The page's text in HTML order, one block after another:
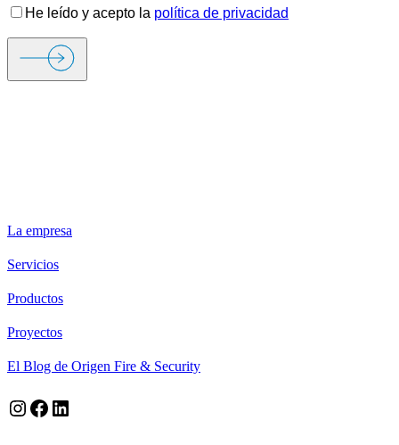
He leído y acepto la política de privacidad
La empresa
Servicios
Productos
Proyectos
El Blog de Origen Fire & Security
Instagram
Facebook
LinkedIn